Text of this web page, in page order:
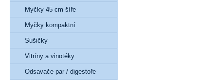
Myčky 45 cm šíře
Myčky kompaktní
Sušičky
Vitríny a vinotéky
Odsavače par / digestoře